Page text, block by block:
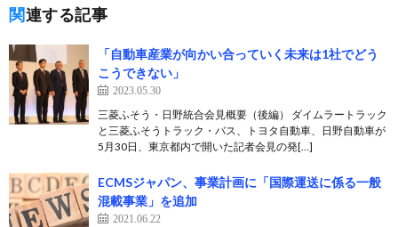
関連する記事
「自動車産業が向かい合っていく未来は1社でどう
こうできない」
2023.05.30
三菱ふそう・日野統合会見概要（後編） ダイムラートラック
と三菱ふそうトラック・バス、トヨタ自動車、日野自動車が
5月30日、東京都内で開いた記者会見の発[…]
ECMSジャパン、事業計画に「国際運送に係る一般
混載事業」を追加
2021.06.22